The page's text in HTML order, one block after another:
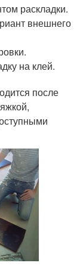
раскладки.
внешнего
на клей.
после